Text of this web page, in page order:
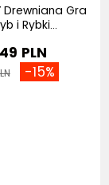
Drewniana Gra
i Rybki...
PLN
-15%